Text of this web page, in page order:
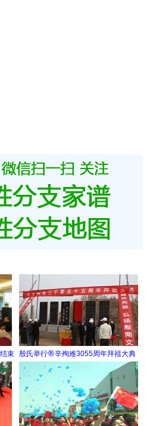
束 殷氏举行帝辛殉难3055周年拜祖大典